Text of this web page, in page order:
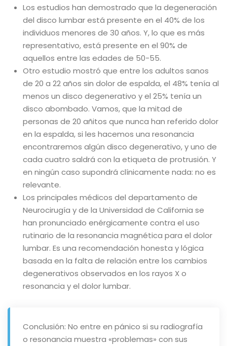
Los estudios han demostrado que la degeneración
del disco lumbar está presente en el 40% de los
individuos menores de 30 años. Y, lo que es más
representativo, está presente en el 90% de
aquellos entre las edades de 50-55.
Otro estudio mostró que entre los adultos sanos
de 20 a 22 años sin dolor de espalda, el 48% tenía al
menos un disco degenerativo y el 25% tenía un
disco abombado. Vamos, que la mitad de
personas de 20 añitos que nunca han referido dolor
en la espalda, si les hacemos una resonancia
encontraremos algún disco degenerativo, y uno de
cada cuatro saldrá con la etiqueta de protrusión. Y
en ningún caso supondrá clínicamente nada: no es
relevante.
Los principales médicos del departamento de
Neurocirugía y de la Universidad de California se
han pronunciado enérgicamente contra el uso
rutinario de la resonancia magnética para el dolor
lumbar. Es una recomendación honesta y lógica
basada en la falta de relación entre los cambios
degenerativos observados en los rayos X o
resonancia y el dolor lumbar.
Conclusión: No entre en pánico si su radiografía
o resonancia muestra «problemas» con sus